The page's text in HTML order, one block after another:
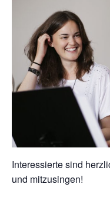
Interessierte sind
und mitzusingen!